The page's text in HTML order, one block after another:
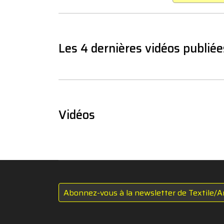
Les 4 dernières vidéos
Vidéos
Abonnez-vous à la newsletter de Textile/